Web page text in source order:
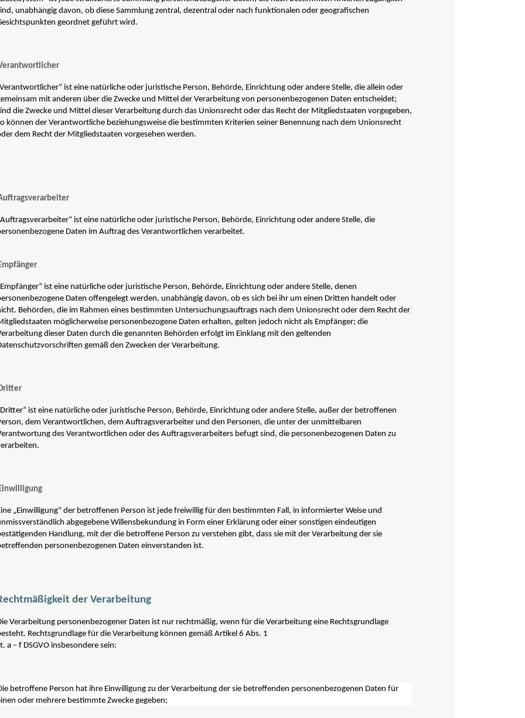
unabhängig davon, ob diese Sammlung zentral, dezentral oder nach funktionalen oder geografischen
geordnet geführt wird.
ist eine natürliche oder juristische Person, Behörde, Einrichtung oder andere Stelle, die allein oder
mit anderen über die Zwecke und Mittel der Verarbeitung von personenbezogenen Daten entscheidet;
die Zwecke und Mittel dieser Verarbeitung durch das Unionsrecht oder das Recht der Mitgliedstaaten vorgegeben,
können der Verantwortliche beziehungsweise die bestimmten Kriterien seiner Benennung nach dem Unionsrecht
dem Recht der Mitgliedstaaten vorgesehen werden.
ist eine natürliche oder juristische Person, Behörde, Einrichtung oder andere Stelle, die
Daten im Auftrag des Verantwortlichen verarbeitet.
ist eine natürliche oder juristische Person, Behörde, Einrichtung oder andere Stelle, denen
Daten offengelegt werden, unabhängig davon, ob es sich bei ihr um einen Dritten handelt oder
Behörden, die im Rahmen eines bestimmten Untersuchungsauftrags nach dem Unionsrecht oder dem Recht der
möglicherweise personenbezogene Daten erhalten, gelten jedoch nicht als Empfänger; die
dieser Daten durch die genannten Behörden erfolgt im Einklang mit den geltenden
gemäß den Zwecken der Verarbeitung.
ist eine natürliche oder juristische Person, Behörde, Einrichtung oder andere Stelle, außer der betroffenen
dem Verantwortlichen, dem Auftragsverarbeiter und den Personen, die unter der unmittelbaren
des Verantwortlichen oder des Auftragsverarbeiters befugt sind, die personenbezogenen Daten zu
„Einwilligung“ der betroffenen Person ist jede freiwillig für den bestimmten Fall, in informierter Weise und
abgegebene Willensbekundung in Form einer Erklärung oder einer sonstigen eindeutigen
Handlung, mit der die betroffene Person zu verstehen gibt, dass sie mit der Verarbeitung der sie
personenbezogenen Daten einverstanden ist.
der Verarbeitung
Verarbeitung personenbezogener Daten ist nur rechtmäßig, wenn für die Verarbeitung eine Rechtsgrundlage
Rechtsgrundlage für die Verarbeitung können gemäß Artikel 6 Abs. 1
a – f DSGVO insbesondere sein:
betroffene Person hat ihre Einwilligung zu der Verarbeitung der sie betreffenden personenbezogenen Daten für
oder mehrere bestimmte Zwecke gegeben;